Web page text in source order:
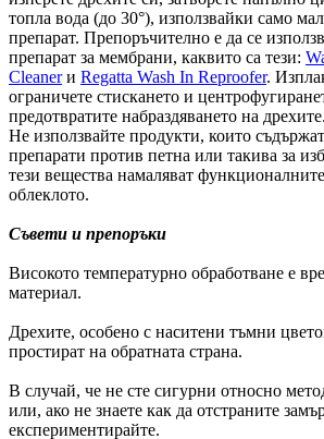
топла вода (до 30°), използвайки само
препарат. Препоръчително е да се
препарат за мембрани, каквито са тези:
Cleanerи Regatta Wash In Reproofer.
ограничете стискането и
предотвратите набраздяването на дрехите.
Не използвайте продукти, които
препарати против петна или такива за
тези вещества намаляват
облеклото.
Съвети и препоръки
Високото температурно обработване е
материал.
Дрехите, особено с наситени тъмни
простират на обратната страна.
В случай, че не сте сигурни относно
или, ако не знаете как да отстраните
експериментирайте.